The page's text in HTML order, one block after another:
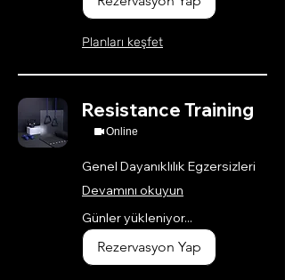
Planları keşfet
Resistance Training
Online
Genel Dayanıklılık Egzersizleri
Devamını okuyun
Günler yükleniyor...
Rezervasyon Yap